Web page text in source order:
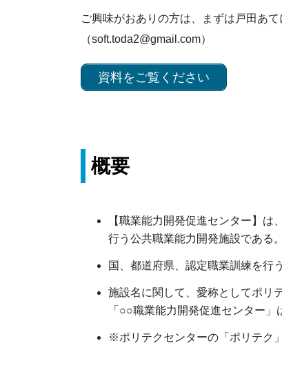
ご興味がおありの方は、まずは戸田あて
（soft.toda2@gmail.com）
資料をご覧ください
概要
【職業能力開発促進センター】
行う公共職業能力開発施設である。
国、都道府県、認定職業訓練を行
施設名に関して、愛称としてポリ
「○○職業能力開発促進センター
※ポリテクセンターの「ポリテク